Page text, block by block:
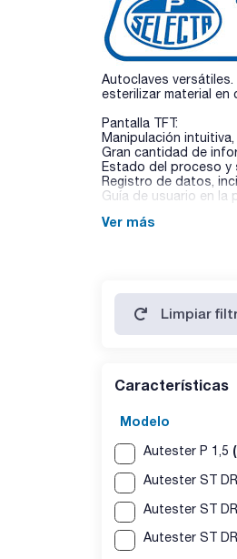
Autoclaves
esterilizar material en
Pantalla TFT:
Manipulación
Gran cantidad de
Estado del proceso y
Registro de datos,
Guía de usuario en la
Ver más
Limpiar
Características
Modelo
Autester P 1,5
Autester ST
Autester ST
Autester ST